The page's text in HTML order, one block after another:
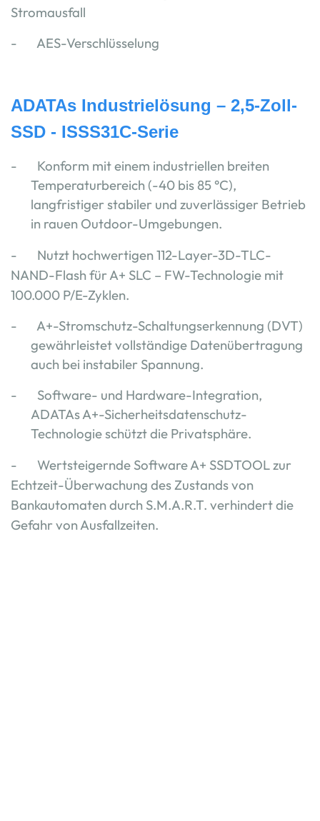
Stromausfall
- AES-Verschlüsselung
ADATAs Industrielösung – 2,5-Zoll-
SSD - ISSS31C-Serie
- Konform mit einem industriellen breiten
Temperaturbereich (-40 bis 85 °C),
langfristiger stabiler und zuverlässiger Betrieb
in rauen Outdoor-Umgebungen.
- Nutzt hochwertigen 112-Layer-3D-TLC-
NAND-Flash für A+ SLC – FW-Technologie mit
100.000 P/E-Zyklen.
- A+-Stromschutz-Schaltungserkennung (DVT)
gewährleistet vollständige Datenübertragung
auch bei instabiler Spannung.
- Software- und Hardware-Integration,
ADATAs A+-Sicherheitsdatenschutz-
Technologie schützt die Privatsphäre.
- Wertsteigernde Software A+ SSDTOOL zur
Echtzeit-Überwachung des Zustands von
Bankautomaten durch S.M.A.R.T. verhindert die
Gefahr von Ausfallzeiten.